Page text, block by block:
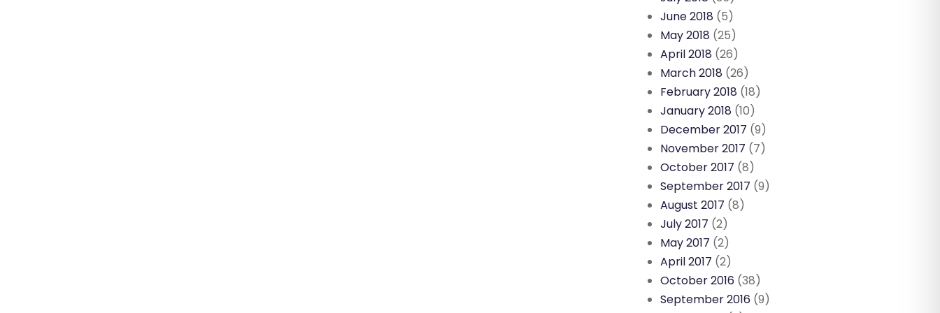
June 2018 (5)
May 2018 (25)
April 2018 (26)
March 2018 (26)
February 2018 (18)
January 2018 (10)
December 2017 (9)
November 2017 (7)
October 2017 (8)
September 2017 (9)
August 2017 (8)
July 2017 (2)
May 2017 (2)
April 2017 (2)
October 2016 (38)
September 2016 (9)